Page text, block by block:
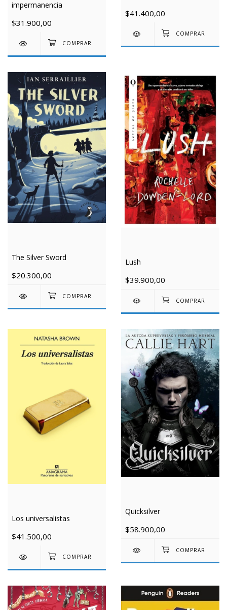
impermanencia
$31.900,00
$41.400,00
The Silver Sword
$20.300,00
Lush
$39.900,00
Los universalistas
$41.500,00
Quicksilver
$58.900,00